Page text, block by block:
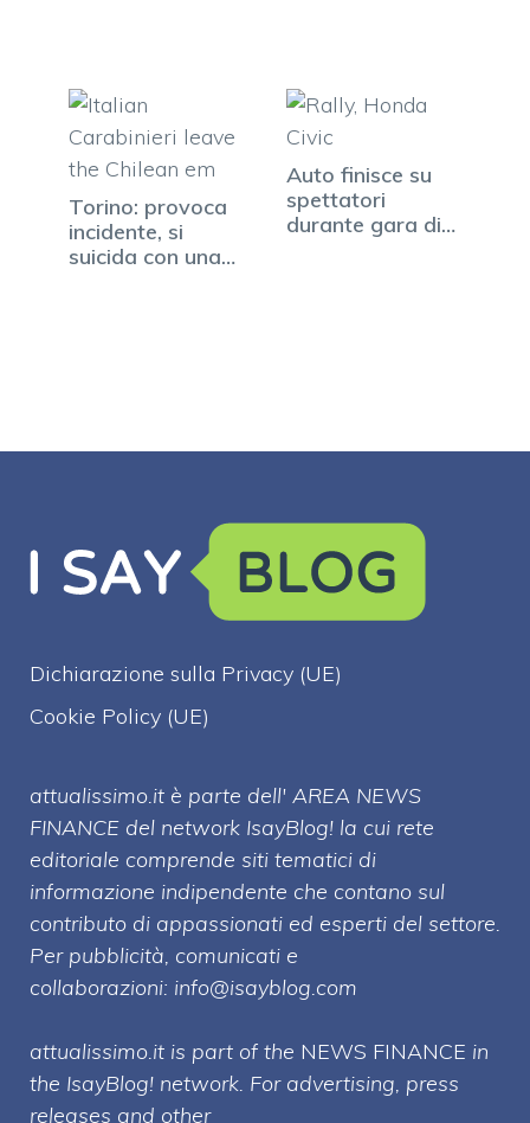
Torino: provoca
incidente, si
suicida con una
Auto finisce su
spettatori
durante gara di
Dichiarazione sulla Privacy (UE)
Cookie Policy (UE)
attualissimo.it è parte dell' AREA NEWS
FINANCE del network IsayBlog! la cui rete
editoriale comprende siti tematici di
informazione indipendente che contano sul
contributo di appassionati ed esperti del settore.
Per pubblicità, comunicati e
collaborazioni: info@isayblog.com
attualissimo.it is part of the NEWS FINANCE in
the IsayBlog! network. For advertising, press
releases and other